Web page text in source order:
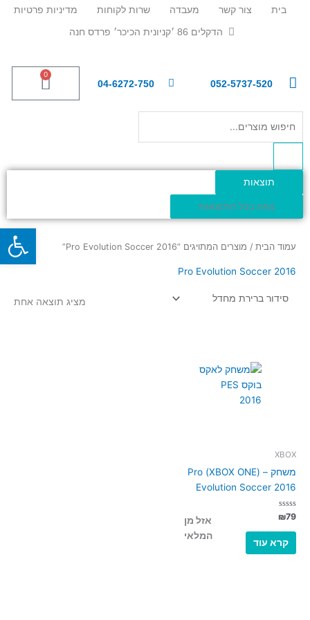
בית צור קשר מעבדה שרות לקוחות מדיניות פרטיות
הדקלים 86 ׳קניונית הכיכר׳ פרדס חנה
052-5737-520
04-6272-750
0
עגלת
קניות
תוצאות
צפה בכל התוצאות
עמוד הבית / מוצרים המתויגים “Pro Evolution Soccer 2016”
Pro Evolution Soccer 2016
מציג תוצאה אחת
אזל מן
המלאי
XBOX
משחק – (XBOX ONE) Pro
Evolution Soccer 2016
דורג
מתוך
₪79
קרא עוד